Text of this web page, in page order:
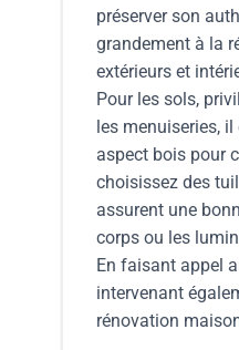
préserver son
grandement à la
extérieurs et
Pour les sols,
les menuiseries,
aspect bois pour
choisissez des
assurent une
corps ou les
En faisant appel
intervenant
rénovation